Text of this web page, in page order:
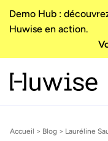
Demo Hub :
Huwise en action.
Accueil > Blog > Lauréline